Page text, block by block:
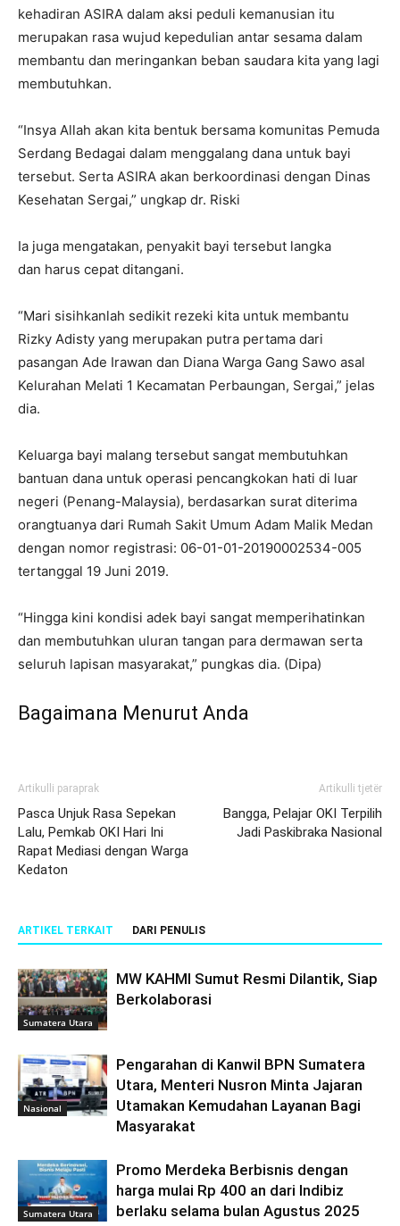
kehadiran ASIRA dalam aksi peduli kemanusian itu
merupakan rasa wujud kepedulian antar sesama dalam
membantu dan meringankan beban saudara kita yang lagi
membutuhkan.
“Insya Allah akan kita bentuk bersama komunitas Pemuda
Serdang Bedagai dalam menggalang dana untuk bayi
tersebut. Serta ASIRA akan berkoordinasi dengan Dinas
Kesehatan Sergai,” ungkap dr. Riski
Ia juga mengatakan, penyakit bayi tersebut langka
dan harus cepat ditangani.
“Mari sisihkanlah sedikit rezeki kita untuk membantu
Rizky Adisty yang merupakan putra pertama dari
pasangan Ade Irawan dan Diana Warga Gang Sawo asal
Kelurahan Melati 1 Kecamatan Perbaungan, Sergai,” jelas
dia.
Keluarga bayi malang tersebut sangat membutuhkan
bantuan dana untuk operasi pencangkokan hati di luar
negeri (Penang-Malaysia), berdasarkan surat diterima
orangtuanya dari Rumah Sakit Umum Adam Malik Medan
dengan nomor registrasi: 06-01-01-20190002534-005
tertanggal 19 Juni 2019.
“Hingga kini kondisi adek bayi sangat memperihatinkan
dan membutuhkan uluran tangan para dermawan serta
seluruh lapisan masyarakat,” pungkas dia. (Dipa)
Bagaimana Menurut Anda
Artikulli paraprak
Pasca Unjuk Rasa Sepekan
Lalu, Pemkab OKI Hari Ini
Rapat Mediasi dengan Warga
Kedaton
Artikulli tjetër
Bangga, Pelajar OKI Terpilih
Jadi Paskibraka Nasional
ARTIKEL TERKAIT DARI PENULIS
Sumatera Utara
MW KAHMI Sumut Resmi Dilantik, Siap
Berkolaborasi
Nasional
Pengarahan di Kanwil BPN Sumatera
Utara, Menteri Nusron Minta Jajaran
Utamakan Kemudahan Layanan Bagi
Masyarakat
Sumatera Utara
Promo Merdeka Berbisnis dengan
harga mulai Rp 400 an dari Indibiz
berlaku selama bulan Agustus 2025